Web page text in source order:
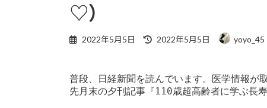
♡）
2022年5月5日
最
日
時
2022年5月5日 yoyo_45
普段、日経新聞を読んでいます。医学情報が
先月末の夕刊記事『110歳超高齢者に学ぶ長